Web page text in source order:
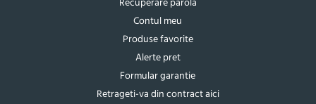
Recuperare parola
Contul meu
Produse favorite
Alerte pret
Formular garantie
Retrageti-va din contract aici